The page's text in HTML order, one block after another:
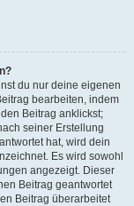
du nur deine eigenen
bearbeiten, indem
Beitrag anklickst;
seiner Erstellung
hat, wird dein
Es wird sowohl
angezeigt. Dieser
Beitrag geantwortet
Beitrag überarbeitet